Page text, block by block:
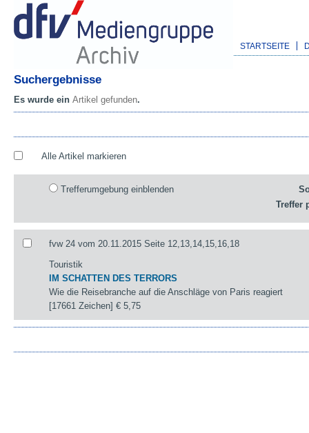
STARTSEITE
Suchergebnisse
Es wurde ein Artikel gefunden.
Alle Artikel markieren
Trefferumgebung einblenden
Treffer
fvw 24 vom 20.11.2015 Seite 12,13,14,15,16,18
Touristik
IM SCHATTEN DES TERRORS
Wie die Reisebranche auf die Anschläge von Paris reagiert
[17661 Zeichen]€ 5,75